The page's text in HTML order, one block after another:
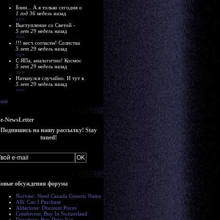
Блин... А я только сегодня о
1 год 36 недель назад
>>>
Выступление со Светой -
5 лет 29 недель назад
>>>
!!! весч согласен! Солистка
5 лет 29 недель назад
>>>
С ЯПа, аналогично! Космос
5 лет 29 недель назад
>>>
Наткнулся случайно. И тут в
5 лет 29 недель назад
>>>
NewsLetter
Подпишись на нашу рассылку! Stay
tuned!
обсуждения форума
Norvasc: Need Canada Generic Name
Alli: Can I Purchase
Aldactone: Discount Prices
Combivent: Buy In Switzerland